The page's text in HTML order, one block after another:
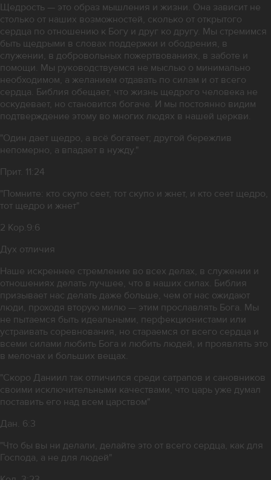
Щедрость — это образ мышления и жизни. Она зависит не
столько от наших возможностей, сколько от открытого
сердца по отношению к Богу и друг ко другу. Мы стремимся
быть щедрыми в словах поддержки и ободрения, в
служении, в добровольных пожертвованиях, в заботе и
помощи. Мы руководствуемся не мыслью о минимально
необходимом, а желанием отдавать по силам и от всего
сердца. Библия обещает, что жизнь щедрого человека не
оскудевает, но становится богаче. И мы постоянно видим
подтверждение этому во многих людях в нашей церкви.
"Один дает щедро, а всё богатеет; другой бережлив
непомерно, а впадает в нужду."
Прит. 11:24
"Помните: кто скупо сеет, тот скупо и жнет, и кто сеет щедро,
тот щедро и жнет"
2 Кор.9:6
Дух отличия
Наше искреннее стремление во всех делах, в служении и
отношениях делать лучшее, что в наших силах. Библия
призывает нас делать даже больше, чем от нас ожидают
люди, проходя вторую милю — этим прославлять Бога. Мы
не пытаемся быть идеальными, перфекционистами или
устраивать соревнования, но стараемся от всего сердца и
всеми силами любить Бога и любить людей, и проявлять это
в мелочах и больших вещах.
"Скоро Даниил так отличился среди сатрапов и сановников
своими исключительными качествами, что царь уже думал
поставить его над всем царством"
Дан. 6:3
"Что бы вы ни делали, делайте это от всего сердца, как для
Господа, а не для людей"